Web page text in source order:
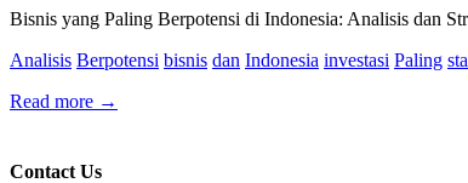
Bisnis yang Paling Berpotensi di Indonesia: Analisis dan
Analisis Berpotensi bisnis dan Indonesia investasi Paling
Read more →
Contact Us